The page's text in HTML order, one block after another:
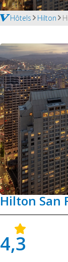
Hôtels Hilton
Hilton San
4,3